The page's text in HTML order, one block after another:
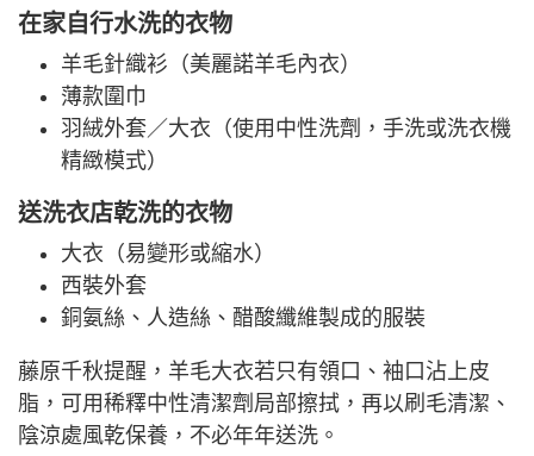
在家自行水洗的衣物
羊毛針織衫（美麗諾羊毛內衣）
薄款圍巾
羽絨外套／大衣（使用中性洗劑，手洗或洗衣機
精緻模式）
送洗衣店乾洗的衣物
大衣（易變形或縮水）
西裝外套
銅氨絲、人造絲、醋酸纖維製成的服裝
藤原千秋提醒，羊毛大衣若只有領口、袖口沾上皮
脂，可用稀釋中性清潔劑局部擦拭，再以刷毛清潔、
陰涼處風乾保養，不必年年送洗。